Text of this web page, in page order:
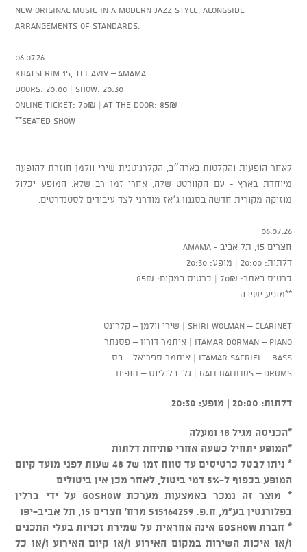
new original music in a modern jazz style, alongside
arrangements of standards.
06.07.26
Khatserim 15, Tel Aviv – AMAMA
Doors: 20:00 | Show: 20:30
Online ticket: 70₪ | At the door: 85₪
**Seated show
--------------------------------
לאחר הופעות והקלטות בארה״ב, הקלרניטנית שירי וולמן חוזרת להופעה
מיוחדת בארץ - עם הקוורטט שלה, אחרי זמן רב שלא. המופע יכלול
מוזיקה מקורית חדשה בסגנון ג׳אז מודרני לצד עיבודים לסטנדרטים.
06.07.26
חצרים 15, תל אביב - AMAMA
דלתות: 20:00 | מופע: 20:30
כרטיס באתר: 70₪ | כרטיס במקום: 85₪
**מופע ישיבה
Shiri Wolman – Clarinet | שירי וולמן – קלרינט
Itamar Dorman – Piano | איתמר דורון – פסנתר
Itamar Safriel – Bass | איתמר ספריאל – בס
Gali Balilius – Drums | גלי בליליוס – תופים
דלתות: 20:00 | מופע: 20:30
*הכניסה מגיל 18 ומעלה
*המופע יתחיל כשעה אחרי פתיחת דלתות
* ניתן לבטל כרטיסים עד טווח זמן של 48 שעות לפני מועד קיום
המופע בכפוף ל-5% דמי ביטול, לאחר מכן אין ביטולים
* מוצר זה נמכר באמצעות מערכת GOSHOW על ידי ברלין
בפלורנטין בע"מ, ח.פ. 515164259 מרח' חצרים 15, תל אביב-יפו
* חברת GOSHOW אינה אחראית על שמירת זכויות בעלי התכנים
ו/או איכות השירות במקום האירוע ו/או קיום האירוע ו/או כל